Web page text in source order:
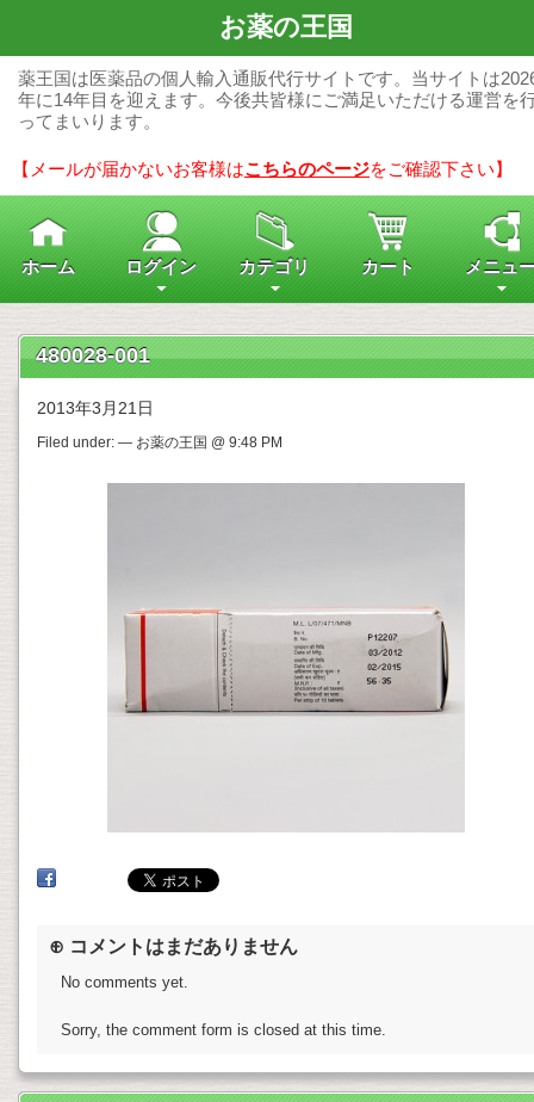
お薬の王国
薬王国は医薬品の個人輸入通販代行サイトです。当サイトは
年に14年目を迎えます。今後共皆様にご満足いただける運営を
ってまいります。
【メールが届かないお客様はこちらのページをご確認下さい】
ホーム ログイン カテゴリ カート メニュ
480028-001
2013年3月21日
Filed under: — お薬の王国 @ 9:48 PM
⊕ コメントはまだありません
No comments yet.
Sorry, the comment form is closed at this time.